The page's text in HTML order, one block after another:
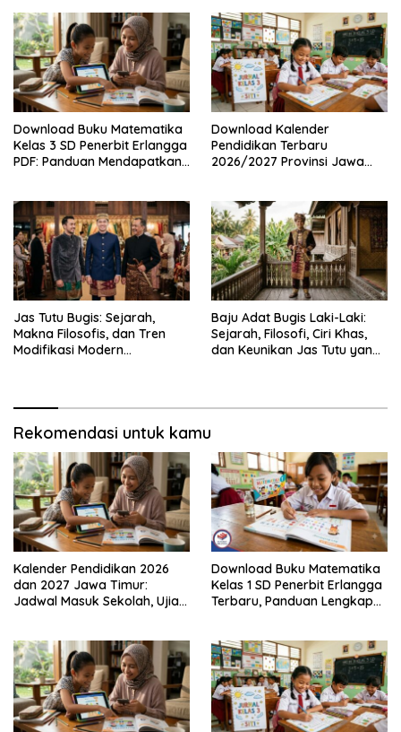
Legal
Download Buku Matematika
Kelas 3 SD Penerbit Erlangga
PDF: Panduan Mendapatkan
Download Kalender
Pendidikan Terbaru
2026/2027 Provinsi Jawa
Manfaatnya
Jas Tutu Bugis: Sejarah,
Makna Filosofis, dan Tren
Modifikasi Modern
Baju Adat Bugis Laki-Laki:
Sejarah, Filosofi, Ciri Khas,
dan Keunikan Jas Tutu yang
Rekomendasi untuk kamu
Kalender Pendidikan 2026
dan 2027 Jawa Timur:
Jadwal Masuk Sekolah, Ujian,
Download Buku Matematika
Kelas 1 SD Penerbit Erlangga
Terbaru, Panduan Lengkap
Legal